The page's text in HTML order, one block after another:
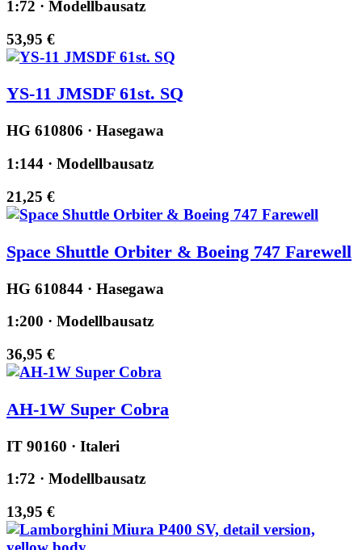
1:72 · Modellbausatz
53,95 €
YS-11 JMSDF 61st. SQ
HG 610806 · Hasegawa
1:144 · Modellbausatz
21,25 €
Space Shuttle Orbiter & Boeing 747 Farewell
HG 610844 · Hasegawa
1:200 · Modellbausatz
36,95 €
AH-1W Super Cobra
IT 90160 · Italeri
1:72 · Modellbausatz
13,95 €